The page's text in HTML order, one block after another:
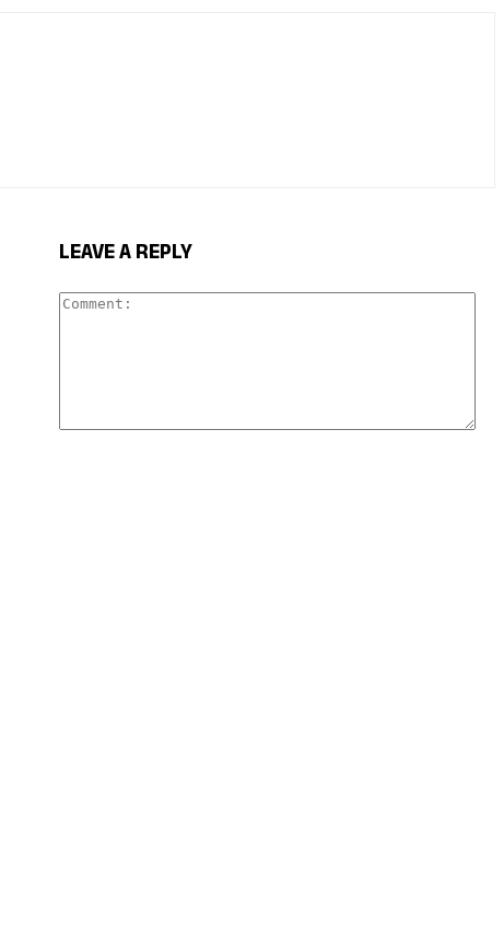
LEAVE A REPLY